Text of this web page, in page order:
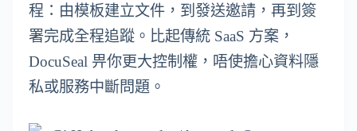
程：由模板建立文件，到發送邀請，再到簽
署完成全程追蹤。比起傳統 SaaS 方案，
DocuSeal 畀你更大控制權，唔使擔心資料隱
私或服務中斷問題。